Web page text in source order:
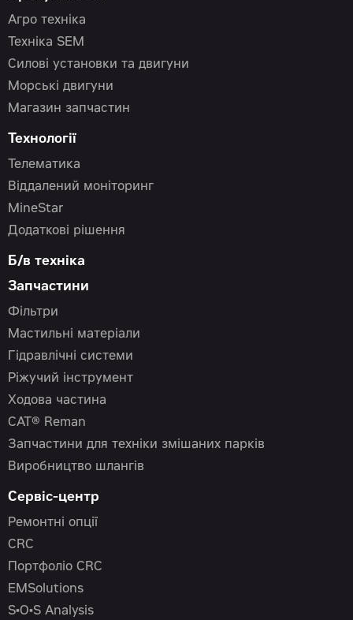
Агро техніка
Техніка SEM
Силові установки та двигуни
Морські двигуни
Магазин запчастин
Технології
Телематика
Віддалений моніторинг
MineStar
Додаткові рішення
Б/в техніка
Запчастини
Фільтри
Мастильні матеріали
Гідравлічні системи
Ріжучий інструмент
Ходова частина
CAT® Reman
Запчастини для техніки змішаних парків
Виробництво шлангів
Сервіс-центр
Ремонтні опції
CRC
Портфоліо CRC
EMSolutions
S•O•S Analysis